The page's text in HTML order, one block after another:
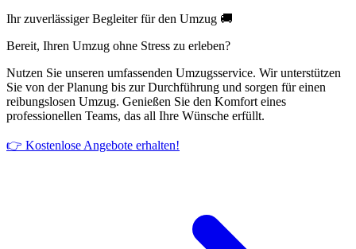
Ihr zuverlässiger Begleiter für den Umzug 🚚
Bereit, Ihren Umzug ohne Stress zu erleben?
Nutzen Sie unseren umfassenden Umzugsservice. Wir unterstützen
Sie von der Planung bis zur Durchführung und sorgen für einen
reibungslosen Umzug. Genießen Sie den Komfort eines
professionellen Teams, das all Ihre Wünsche erfüllt.
👉 Kostenlose Angebote erhalten!